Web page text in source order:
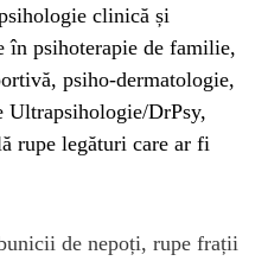
clinică și
în psihoterapie de familie,
psiho-dermatologie,
Ultrapsihologie/DrPsy,
rupe legături care ar fi
de nepoți, rupe frații